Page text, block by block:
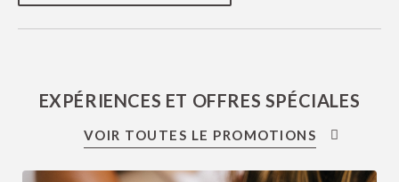
EXPÉRIENCES ET OFFRES SPÉCIALES